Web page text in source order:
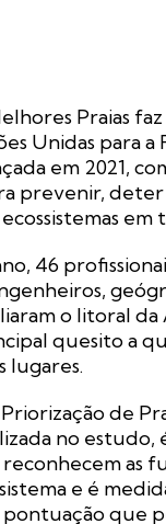
Praias
Unidas para a
em 2021,
prevenir,
em
46
o litoral da
quesito a
lugares.
de
no estudo,
as
e é
pontuação que